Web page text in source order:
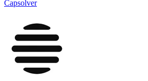
Capsolver